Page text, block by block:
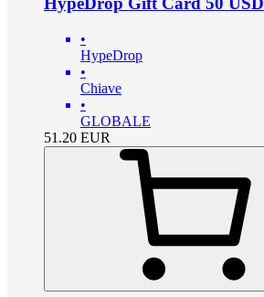
•
HypeDrop
•
Chiave
•
GLOBALE
51.20 EUR